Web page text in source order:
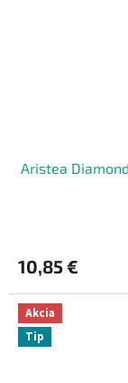
Aristea
10,85 €
Akcia
Tip